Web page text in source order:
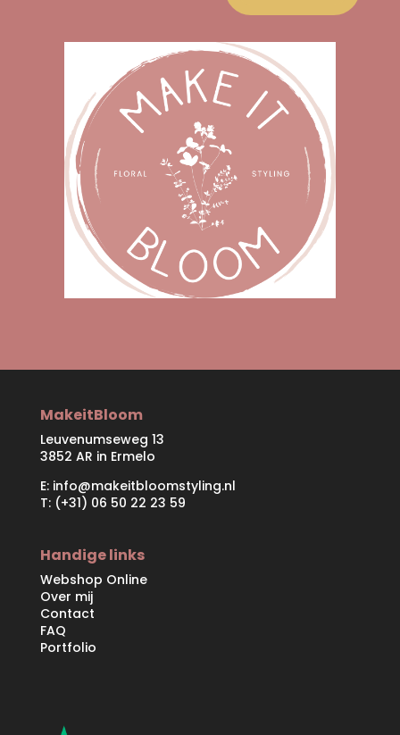
MakeitBloom
Leuvenumseweg 13
3852 AR in Ermelo
E: info@makeitbloomstyling.nl
T: (+31) 06 50 22 23 59
Handige links
Webshop Online
Over mij
Contact
FAQ
Portfolio